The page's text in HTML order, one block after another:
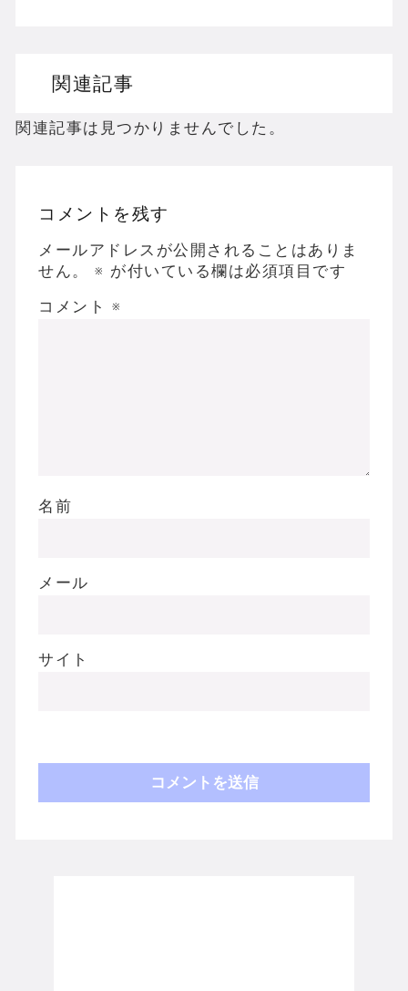
ドラゴンクエスト３の思い出
【聖剣伝説3】リースとアンジェラってなん
Powered by livedoor 相互RSS
関連記事
関連記事は見つかりませんでした。
コメントを残す
メールアドレスが公開されることはありま
せん。
※ が付いている欄は必須項目です
コメント ※
名前
メール
サイト